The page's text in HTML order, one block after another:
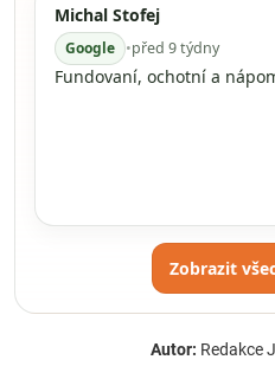
Michal Stofej
Google •před 9 týdny
Fundovaní, ochotní a
Zobrazit
Autor: Redakce